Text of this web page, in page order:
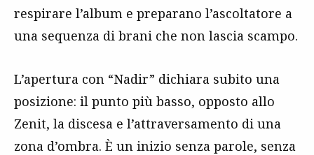
respirare l’album e preparano l’ascoltatore a
una sequenza di brani che non lascia scampo.
L’apertura con “Nadir” dichiara subito una
posizione: il punto più basso, opposto allo
Zenit, la discesa e l’attraversamento di una
zona d’ombra. È un inizio senza parole, senza